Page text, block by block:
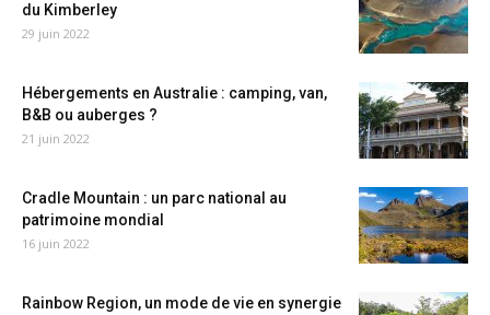
du Kimberley
29 juin 2022
Hébergements en Australie : camping, van,
B&B ou auberges ?
21 juin 2022
Cradle Mountain : un parc national au
patrimoine mondial
16 juin 2022
Rainbow Region, un mode de vie en synergie